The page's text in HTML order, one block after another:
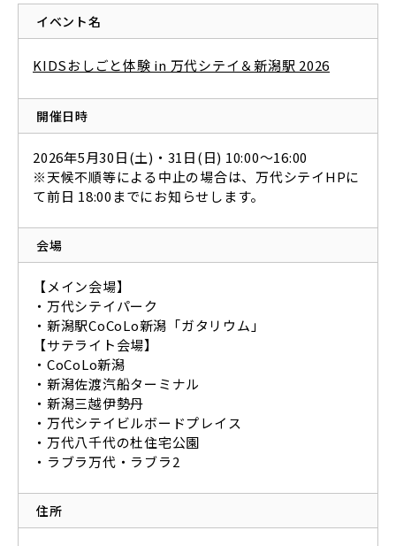
イベント名
KIDSおしごと体験 in 万代シテイ＆新潟駅 2026
開催日時
2026年5月30日(土)・31日(日) 10:00～16:00
※天候不順等による中止の場合は、万代シテイHPに
て前日 18:00までにお知らせします。
会場
【メイン会場】
・万代シテイパーク
・新潟駅CoCoLo新潟「ガタリウム」
【サテライト会場】
・CoCoLo新潟
・新潟佐渡汽船ターミナル
・新潟三越伊勢丹
・万代シテイビルボードプレイス
・万代八千代の杜住宅公園
・ラブラ万代・ラブラ2
住所